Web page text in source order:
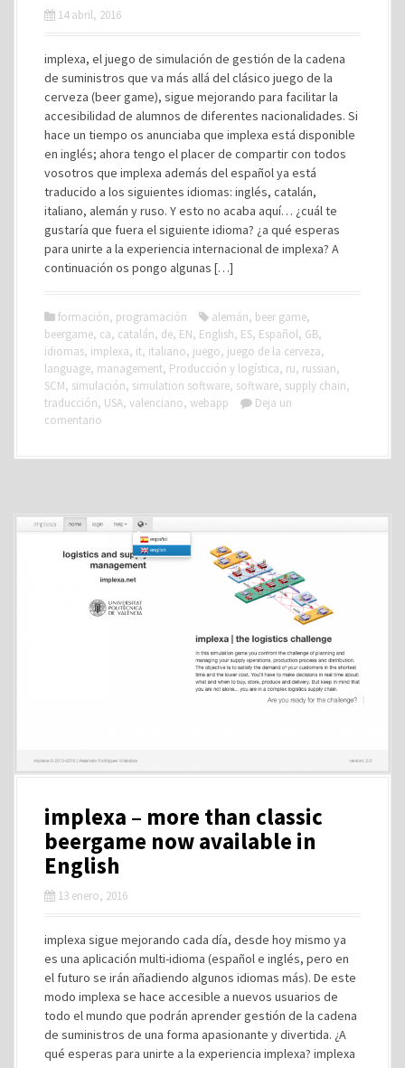
14 abril, 2016
implexa, el juego de simulación de gestión de la cadena
de suministros que va más allá del clásico juego de la
cerveza (beer game), sigue mejorando para facilitar la
accesibilidad de alumnos de diferentes nacionalidades. Si
hace un tiempo os anunciaba que implexa está disponible
en inglés; ahora tengo el placer de compartir con todos
vosotros que implexa además del español ya está
traducido a los siguientes idiomas: inglés, catalán,
italiano, alemán y ruso. Y esto no acaba aquí… ¿cuál te
gustaría que fuera el siguiente idioma? ¿a qué esperas
para unirte a la experiencia internacional de implexa? A
continuación os pongo algunas […]
formación, programación alemán, beer game,
beergame, ca, catalán, de, EN, English, ES, Español, GB,
idiomas, implexa, it, italiano, juego, juego de la cerveza,
language, management, Producción y logística, ru, russian,
SCM, simulación, simulation software, software, supply chain,
traducción, USA, valenciano, webapp
Deja un
comentario
implexa – more than classic
beergame now available in
English
13 enero, 2016
implexa sigue mejorando cada día, desde hoy mismo ya
es una aplicación multi-idioma (español e inglés, pero en
el futuro se irán añadiendo algunos idiomas más). De este
modo implexa se hace accesible a nuevos usuarios de
todo el mundo que podrán aprender gestión de la cadena
de suministros de una forma apasionante y divertida. ¿A
qué esperas para unirte a la experiencia implexa? implexa